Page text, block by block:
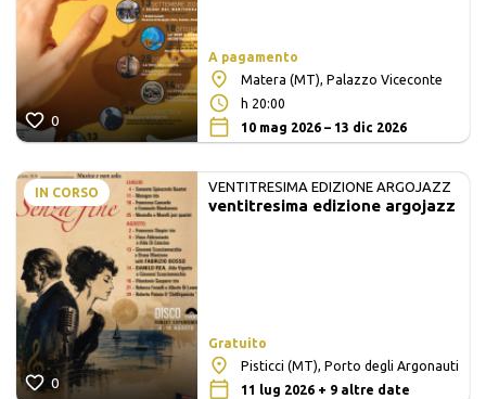
0
A pagamento
Matera (MT), Palazzo Viceconte
h 20:00
10 mag 2026 – 13 dic 2026
IN CORSO
0
VENTITRESIMA EDIZIONE ARGOJAZZ
ventitresima edizione argojazz
Gratuito
Pisticci (MT), Porto degli Argonauti
11 lug 2026 + 9 altre date